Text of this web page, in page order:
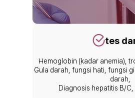
tes
Hemoglobin (kadar anemia),
Gula darah, fungsi hati, fungsi
darah,
Diagnosis hepatitis B/C,